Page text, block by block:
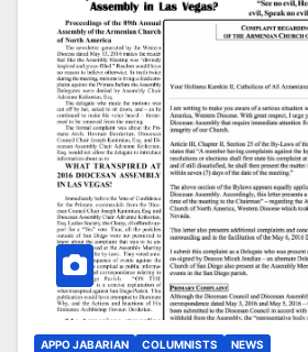
APPO JABARIAN COLUMNISTS NEWS